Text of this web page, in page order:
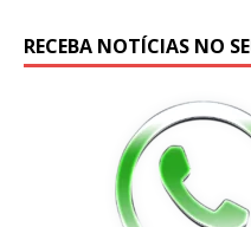
RECEBA NOTÍCIAS NO